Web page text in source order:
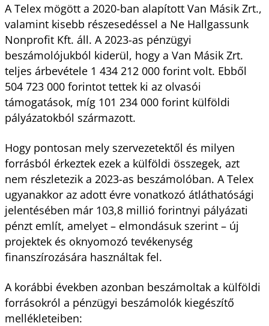
A Telex mögött a 2020-ban alapított Van Másik Zrt.,
valamint kisebb részesedéssel a Ne Hallgassunk
Nonprofit Kft. áll. A 2023-as pénzügyi
beszámolójukból kiderül, hogy a Van Másik Zrt.
teljes árbevétele 1 434 212 000 forint volt. Ebből
504 723 000 forintot tettek ki az olvasói
támogatások, míg 101 234 000 forint külföldi
pályázatokból származott.
Hogy pontosan mely szervezetektől és milyen
forrásból érkeztek ezek a külföldi összegek, azt
nem részletezik a 2023-as beszámolóban. A Telex
ugyanakkor az adott évre vonatkozó átláthatósági
jelentésében már 103,8 millió forintnyi pályázati
pénzt említ, amelyet – elmondásuk szerint – új
projektek és oknyomozó tevékenység
finanszírozására használtak fel.
A korábbi években azonban beszámoltak a külföldi
forrásokról a pénzügyi beszámolók kiegészítő
mellékleteiben: